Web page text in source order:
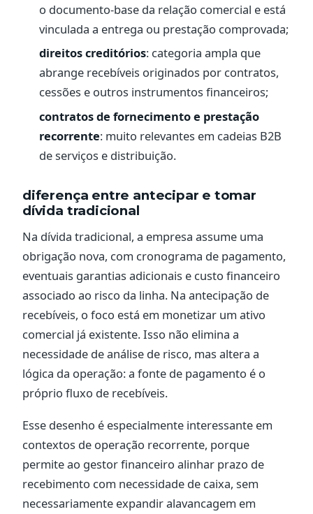
o documento-base da relação comercial e está
vinculada a entrega ou prestação comprovada;
direitos creditórios: categoria ampla que
abrange recebíveis originados por contratos,
cessões e outros instrumentos financeiros;
contratos de fornecimento e prestação
recorrente: muito relevantes em cadeias B2B
de serviços e distribuição.
diferença entre antecipar e tomar
dívida tradicional
Na dívida tradicional, a empresa assume uma
obrigação nova, com cronograma de pagamento,
eventuais garantias adicionais e custo financeiro
associado ao risco da linha. Na antecipação de
recebíveis, o foco está em monetizar um ativo
comercial já existente. Isso não elimina a
necessidade de análise de risco, mas altera a
lógica da operação: a fonte de pagamento é o
próprio fluxo de recebíveis.
Esse desenho é especialmente interessante em
contextos de operação recorrente, porque
permite ao gestor financeiro alinhar prazo de
recebimento com necessidade de caixa, sem
necessariamente expandir alavancagem em